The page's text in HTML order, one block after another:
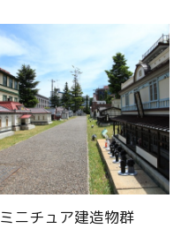
ミニチュア建造物群